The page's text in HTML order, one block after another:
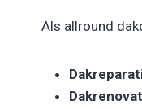
Als allround